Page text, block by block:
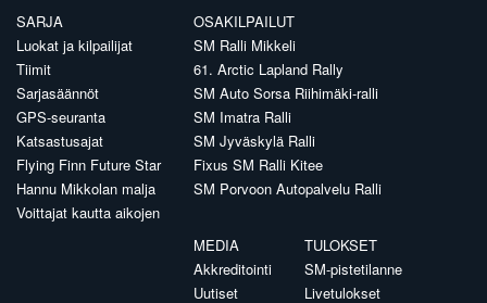
SARJA
Luokat ja kilpailijat
Tiimit
Sarjasäännöt
GPS-seuranta
Katsastusajat
Flying Finn Future Star
Hannu Mikkolan malja
Voittajat kautta aikojen
OSAKILPAILUT
SM Ralli Mikkeli
61. Arctic Lapland Rally
SM Auto Sorsa Riihimäki-ralli
SM Imatra Ralli
SM Jyväskylä Ralli
Fixus SM Ralli Kitee
SM Porvoon Autopalvelu Ralli
MEDIA
Akkreditointi
Uutiset
TULOKSET
SM-pistetilanne
Livetulokset